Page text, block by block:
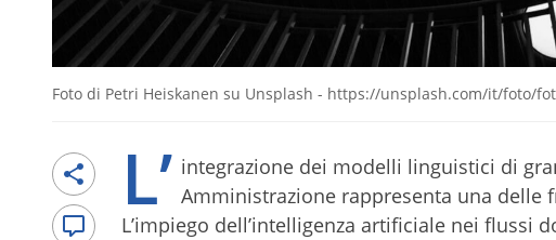
Foto di Petri Heiskanen su Unsplash - https://unsplash.com/it/foto/
L’ integrazione dei modelli linguistici di
Amministrazione rappresenta una delle
L’impiego dell’intelligenza artificiale nei